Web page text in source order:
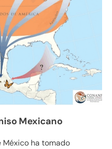
Mexicano
México ha tomado